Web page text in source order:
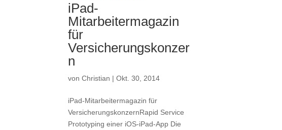
iPad-
Mitarbeitermagazin
für
Versicherungskonzer
n
vonChristian |Okt. 30, 2014
iPad-Mitarbeitermagazin für
VersicherungskonzernRapid Service
Prototyping einer iOS-iPad-App Die